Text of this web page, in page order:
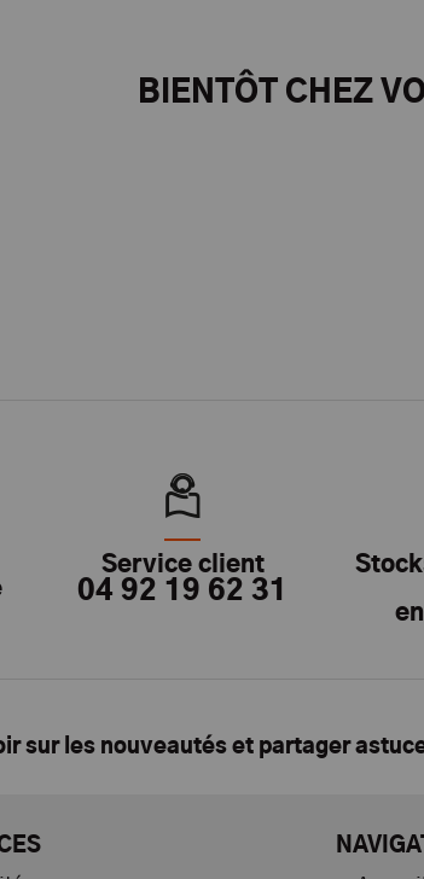
BIENTÔT CHEZ
Service client
04 92 19 62 31
sur les nouveautés et partager